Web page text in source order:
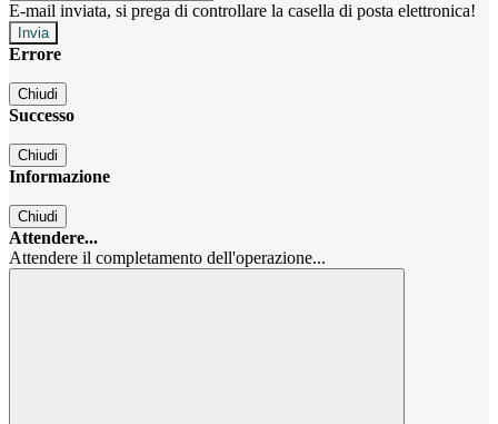
E-mail inviata, si prega di controllare la casella di posta elettronica!
Errore
Chiudi
Successo
Chiudi
Informazione
Chiudi
Attendere...
Attendere il completamento dell'operazione...